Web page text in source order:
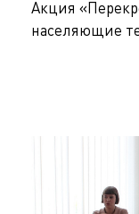
Акция
населяющие